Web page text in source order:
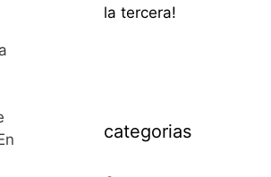
la tercera!
categorias